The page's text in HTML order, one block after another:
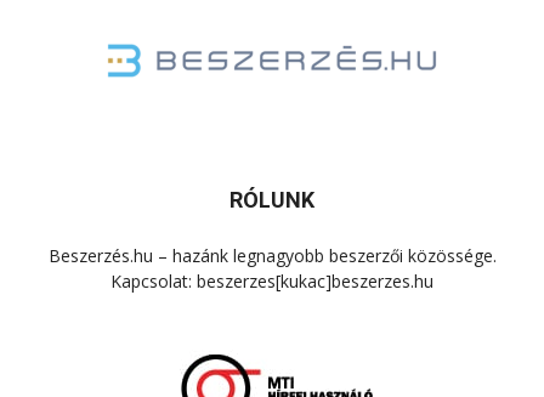
RÓLUNK
Beszerzés.hu – hazánk legnagyobb beszerzői közössége.
Kapcsolat: beszerzes[kukac]beszerzes.hu